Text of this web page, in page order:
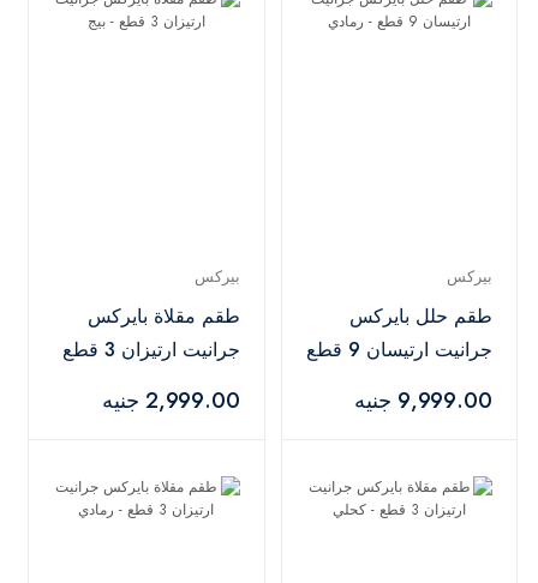
بيركس
طقم حلل بايركس
جرانيت ارتيسان 9 قطع
9,999.00 جنيه
بيركس
طقم مقلاة بايركس
جرانيت ارتيزان 3 قطع
2,999.00 جنيه